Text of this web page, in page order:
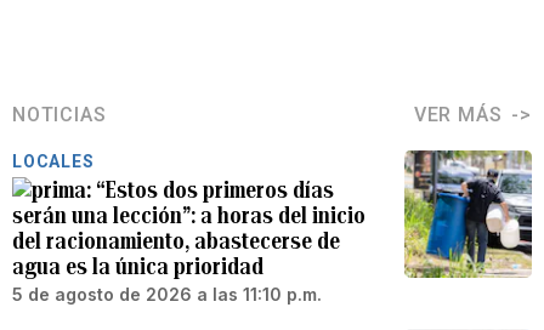
NOTICIAS VER MÁS
LOCALES
“Estos dos primeros días
serán una lección”: a horas del inicio
del racionamiento, abastecerse de
agua es la única prioridad
5 de agosto de 2026 a las 11:10 p.m.